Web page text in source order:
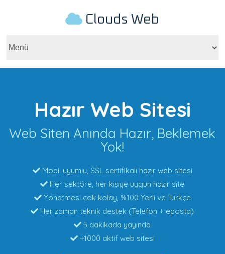
Clouds Web
Hazır Web Sitesi
Web Siten Anında Hazır, Beklemek
Yok!
Mobil uyumlu, SSL sertifikalı hazır web sitesi
Her sektöre, her kişiye uygun hazır site
Yönetmesi çok kolay, %100 Yerli ve Türkçe
Her zaman teknik destek (Telefon + eposta)
5 dakikada yayında
+1000 aktif web sitesi